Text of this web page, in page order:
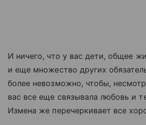
И ничего, что у вас дети, общее
и еще множество других
более невозможно, чтобы,
вас все еще связывала любовь и
Измена же перечеркивает все